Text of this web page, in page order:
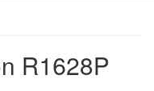
R1628P